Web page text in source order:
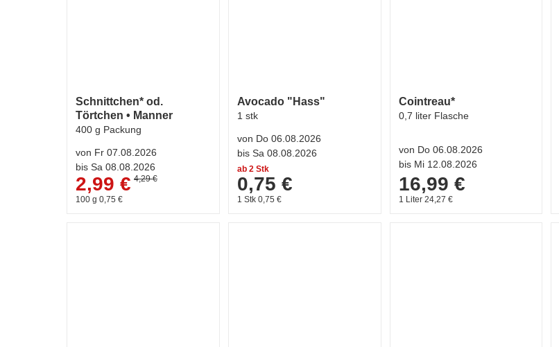
Schnittchen* od.
Törtchen • Manner
400 g Packung
von Fr 07.08.2026
bis Sa 08.08.2026
2,99 € 4,29 €
100 g 0,75 €
Avocado "Hass"
1 stk
von Do 06.08.2026
bis Sa 08.08.2026
ab 2 Stk
0,75 €
1 Stk 0,75 €
Cointreau*
0,7 liter Flasche
von Do 06.08.2026
bis Mi 12.08.2026
16,99 €
1 Liter 24,27 €